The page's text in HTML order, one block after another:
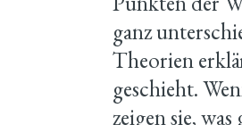
ganz
Theorien
geschieht.
zeigen sie,